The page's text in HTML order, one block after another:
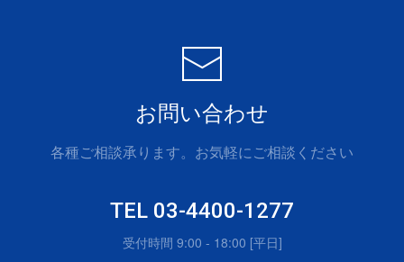
お問い合わせ
各種ご相談承ります。お気軽にご相談ください
TEL 03-4400-1277
受付時間 9:00 - 18:00 [平日]